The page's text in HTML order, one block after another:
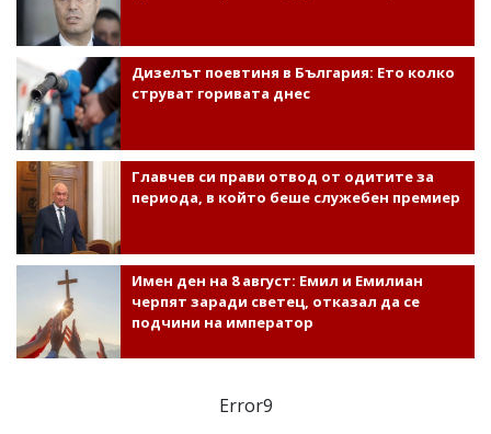
Дизелът поевтиня в България: Ето колко
струват горивата днес
Главчев си прави отвод от одитите за
периода, в който беше служебен премиер
Имен ден на 8 август: Емил и Емилиан
черпят заради светец, отказал да се
подчини на император
Error9